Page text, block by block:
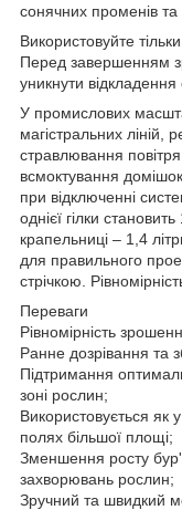
сонячних променів та
Використовуйте
Перед завершенням
уникнути відкладення
У промислових
магістральних
стравлювання
всмоктування
при відключенні
однієї гілки
крапельниці – 1,4
для правильного
стрічкою.
Переваги
Рівномірність
Ранне дозрівання та
Підтримання
зоні рослин;
Використовується як
полях більшої площі;
Зменшення росту
захворювань рослин;
Зручний та швидкий